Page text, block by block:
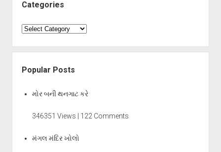
Categories
Categories
Popular Posts
મોર બની થનગાટ કરે
346351 Views | 122 Comments
મંગલ મંદિર ખોલો